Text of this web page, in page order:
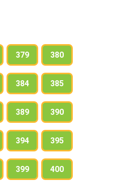
379 380
384 385
389 390
394 395
399 400